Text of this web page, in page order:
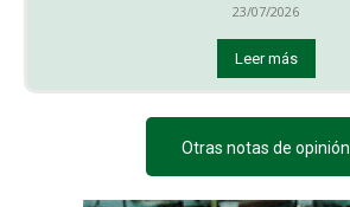
23/07/2026
Leer más
Otras notas de opinión